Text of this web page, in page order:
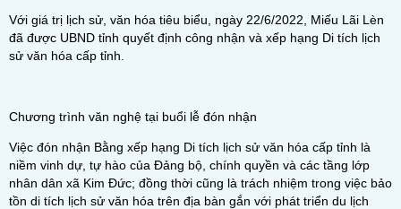
Với giá trị lịch sử, văn hóa tiêu biểu, ngày 22/6/2022, Miếu Lãi Lèn
đã được UBND tỉnh quyết định công nhận và xếp hạng Di tích lịch
sử văn hóa cấp tỉnh.
Chương trình văn nghệ tại buổi lễ đón nhận
Việc đón nhận Bằng xếp hạng Di tích lịch sử văn hóa cấp tỉnh là
niềm vinh dự, tự hào của Đảng bộ, chính quyền và các tầng lớp
nhân dân xã Kim Đức; đồng thời cũng là trách nhiệm trong việc bảo
tồn di tích lịch sử văn hóa trên địa bàn gắn với phát triển du lịch